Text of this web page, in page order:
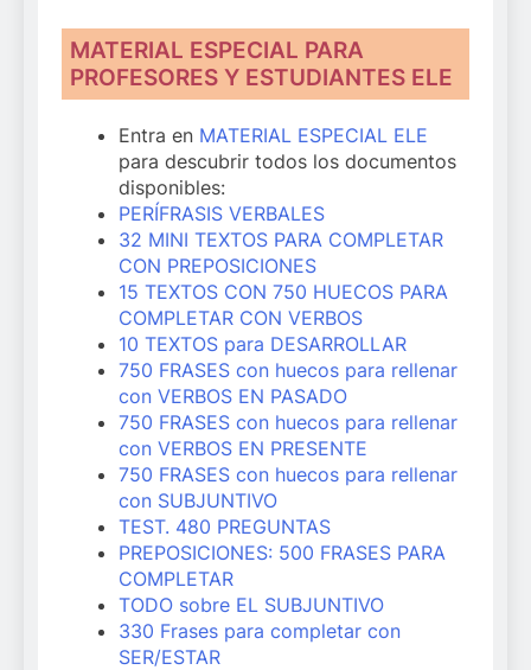
MATERIAL ESPECIAL PARA
PROFESORES Y ESTUDIANTES ELE
Entra en MATERIAL ESPECIAL ELE
para descubrir todos los documentos
disponibles:
PERÍFRASIS VERBALES
32 MINI TEXTOS PARA COMPLETAR
CON PREPOSICIONES
15 TEXTOS CON 750 HUECOS PARA
COMPLETAR CON VERBOS
10 TEXTOS para DESARROLLAR
750 FRASES con huecos para rellenar
con VERBOS EN PASADO
750 FRASES con huecos para rellenar
con VERBOS EN PRESENTE
750 FRASES con huecos para rellenar
con SUBJUNTIVO
TEST. 480 PREGUNTAS
PREPOSICIONES: 500 FRASES PARA
COMPLETAR
TODO sobre EL SUBJUNTIVO
330 Frases para completar con
SER/ESTAR